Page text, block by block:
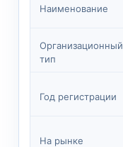
Наименование
Организационный
тип
Год регистрации
На рынке